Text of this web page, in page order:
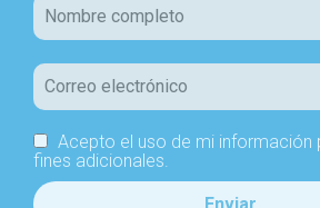
Acepto el uso de mi información
fines adicionales.